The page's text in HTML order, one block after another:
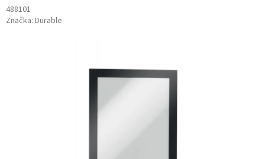
488101
Značka: Durable